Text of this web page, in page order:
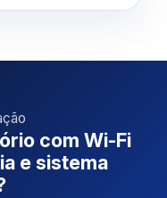
com Wi-Fi
e sistema